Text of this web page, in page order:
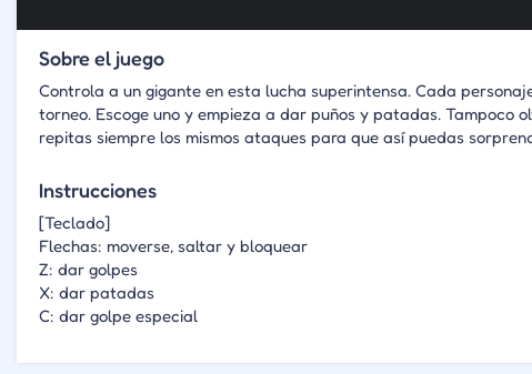
Sobre el juego
Controla a un gigante en esta lucha superintensa. Cada
torneo. Escoge uno y empieza a dar puños y patadas.
repitas siempre los mismos ataques para que así puedas
Instrucciones
[Teclado]
Flechas: moverse, saltar y bloquear
Z: dar golpes
X: dar patadas
C: dar golpe especial